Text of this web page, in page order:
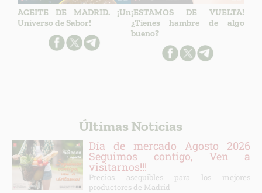
ACEITE DE MADRID. ¡Un
Universo de Sabor!
¡ESTAMOS DE VUELTA!
¿Tienes hambre de algo
bueno?
Últimas Noticias
Día de mercado Agosto 2026
Seguimos contigo, Ven a
visitarnos!!!
Precios asequibles para los mejores
productores de Madrid